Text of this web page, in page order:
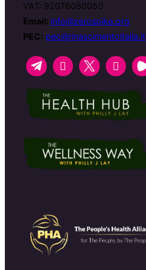
VAT: 92076050050
Email: info@zerospike.org
PEC: pec@rinascimentoitalia.it